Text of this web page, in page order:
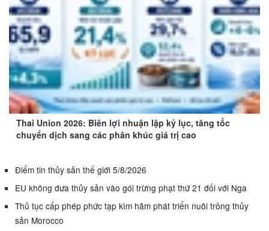
Thai Union 2026: Biên lợi nhuận lập kỷ lục, tăng tốc
chuyển dịch sang các phân khúc giá trị cao
Điểm tin thủy sản thế giới 5/8/2026
EU không đưa thủy sản vào gói trừng phạt thứ 21 đối với Nga
Thủ tục cấp phép phức tạp kìm hãm phát triển nuôi trồng thủy
sản Morocco